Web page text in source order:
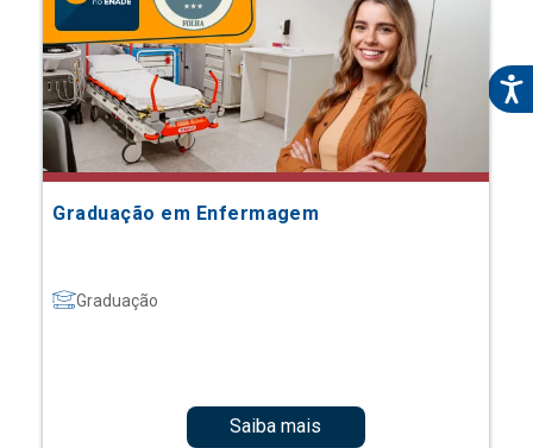
Graduação em Enfermagem
Graduação
Saiba mais